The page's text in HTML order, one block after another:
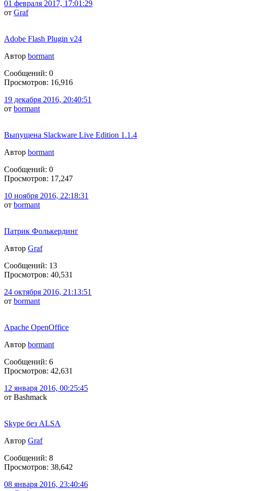
01 февраля 2017, 17:01:29
от Graf
Adobe Flash Plugin v24
Автор bormant
Сообщений: 0
Просмотров: 16,916
19 декабря 2016, 20:40:51
от bormant
Выпущена Slackware Live Edition 1.1.4
Автор bormant
Сообщений: 0
Просмотров: 17,247
10 ноября 2016, 22:18:31
от bormant
Патрик Фолькердинг
Автор Graf
Сообщений: 13
Просмотров: 40,531
24 октября 2016, 21:13:51
от bormant
Apache OpenOffice
Автор bormant
Сообщений: 6
Просмотров: 42,631
12 января 2016, 00:25:45
от Bashmack
Skype без ALSA
Автор Graf
Сообщений: 8
Просмотров: 38,642
08 января 2016, 23:40:46